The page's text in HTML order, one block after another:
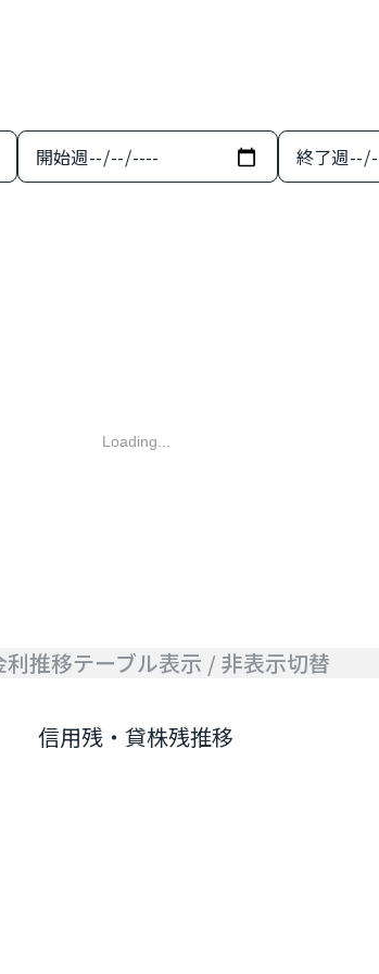
開始週 終了週
Loading...
利推移テーブル表示 / 非表示切替
信用残・貸株残推移